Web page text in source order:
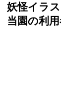
妖怪イラス
当園の利